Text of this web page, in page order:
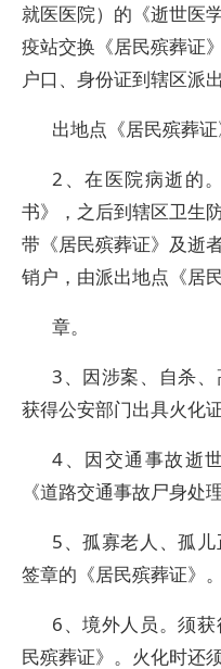
就医医院）的《逝世医
疫站交换《居民殡葬证
户口、身份证到辖区派
出地点《居民殡葬证
2、在医院病逝的
书》，之后到辖区卫生
带《居民殡葬证》及逝
销户，由派出地点《居
章。
3、因涉案、自杀
获得公安部门出具火化证
4、因交通事故逝
《道路交通事故尸身处
5、孤寡老人、孤
签章的《居民殡葬证》。
6、境外人员。须
民殡葬证》。火化时还